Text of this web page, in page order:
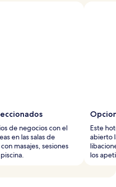
de negocios con el
en las salas de
masajes, sesiones
Este
abierto
los